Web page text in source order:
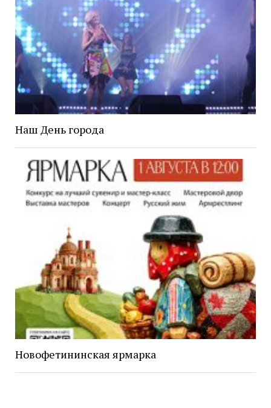
Наш День города
Новофетининская ярмарка